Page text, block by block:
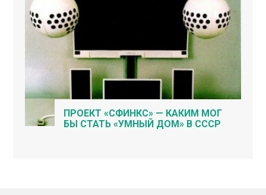
ПРОЕКТ «СФИНКС» — КАКИМ МОГ
БЫ СТАТЬ «УМНЫЙ ДОМ» В СССР